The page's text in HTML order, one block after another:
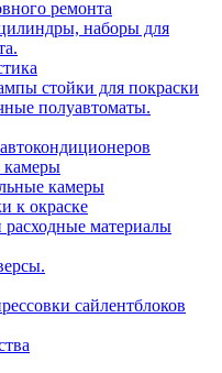
ремонта
наборы для
стойки для покраски
полуавтоматы.
камеры
камеры
к окраске
расходные материалы
сайлентблоков